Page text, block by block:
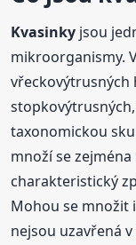
Kvasinky jsou
mikroorganismy.
vřeckovýtrusných
taxonomickou
množí se
charakteristický
Mohou se množit
nejsou uzavřená